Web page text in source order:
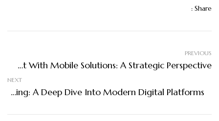
Share :
PREVIOUS
Enhancing Hospital Bed Management With Mobile Solutions: A Strategic Perspective
NEXT
The Evolution Of Online Casino Gaming: A Deep Dive Into Modern Digital Platforms